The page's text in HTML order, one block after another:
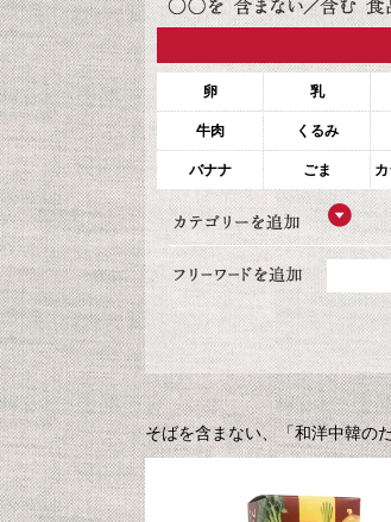
卵 乳
牛肉 くるみ
バナナ ごま
そばを含まない、「和洋中韓